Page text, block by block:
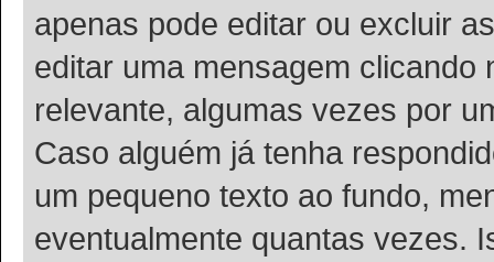
apenas pode editar ou excluir
editar uma mensagem
relevante, algumas vezes por
Caso alguém já tenha
um pequeno texto ao fundo,
eventualmente quantas vezes.